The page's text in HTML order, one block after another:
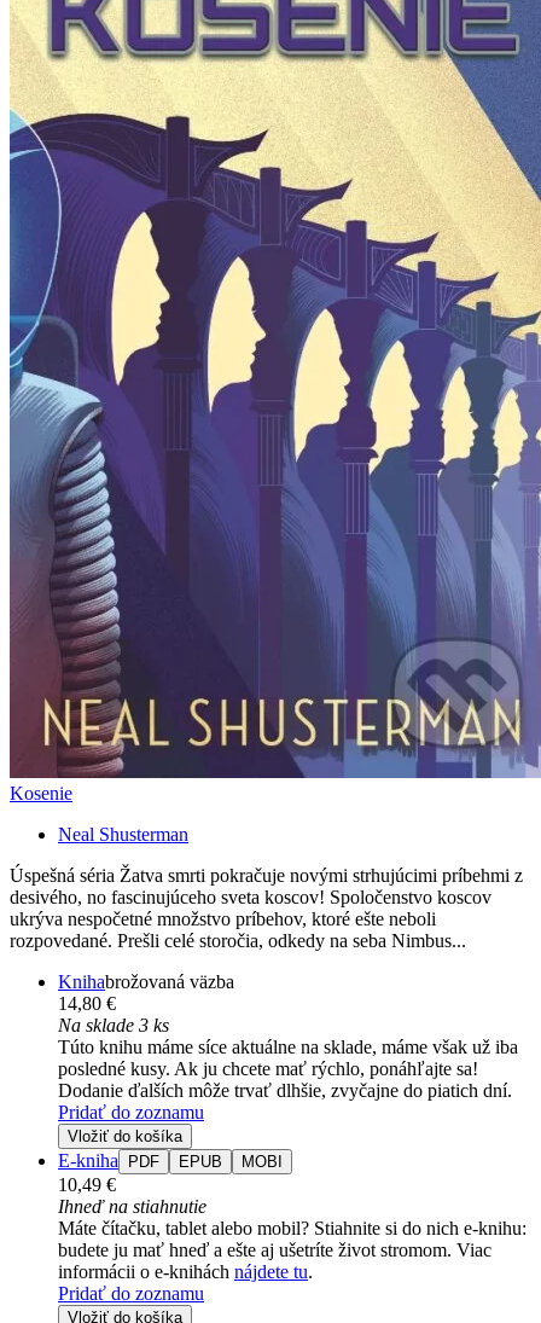
Kosenie
Neal Shusterman
Úspešná séria Žatva smrti pokračuje novými strhujúcimi príbehmi z
desivého, no fascinujúceho sveta koscov! Spoločenstvo koscov
ukrýva nespočetné množstvo príbehov, ktoré ešte neboli
rozpovedané. Prešli celé storočia, odkedy na seba Nimbus...
Knihabrožovaná väzba
14,80 €
Na sklade 3 ks
Túto knihu máme síce aktuálne na sklade, máme však už iba
posledné kusy. Ak ju chcete mať rýchlo, ponáhľajte sa!
Dodanie ďalších môže trvať dlhšie, zvyčajne do piatich dní.
Pridať do zoznamu
Vložiť do košíka
E-kniha PDF EPUB MOBI
10,49 €
Ihneď na stiahnutie
Máte čítačku, tablet alebo mobil? Stiahnite si do nich e-knihu:
budete ju mať hneď a ešte aj ušetríte život stromom. Viac
informácii o e-knihách nájdete tu.
Pridať do zoznamu
Vložiť do košíka